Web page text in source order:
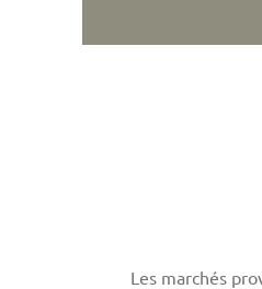
Les marchés